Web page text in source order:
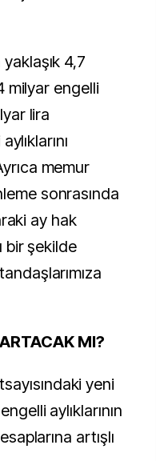
4,7
milyar engelli
lira
memur
sonrasında
ay hak
bir şekilde
MI?
yeni
aylıklarının
artışlı